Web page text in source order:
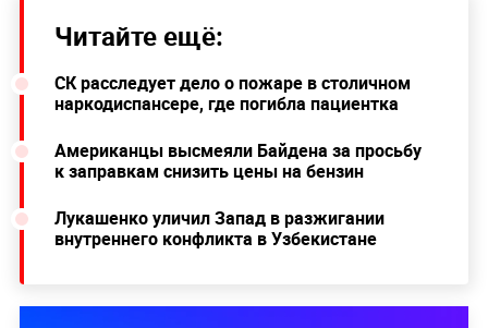
Читайте ещё:
СК расследует дело о пожаре в столичном
наркодиспансере, где погибла пациентка
Американцы высмеяли Байдена за просьбу
к заправкам снизить цены на бензин
Лукашенко уличил Запад в разжигании
внутреннего конфликта в Узбекистане